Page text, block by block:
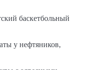
баскетбольный
у нефтяников,